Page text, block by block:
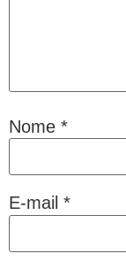
Nome *
E-mail *